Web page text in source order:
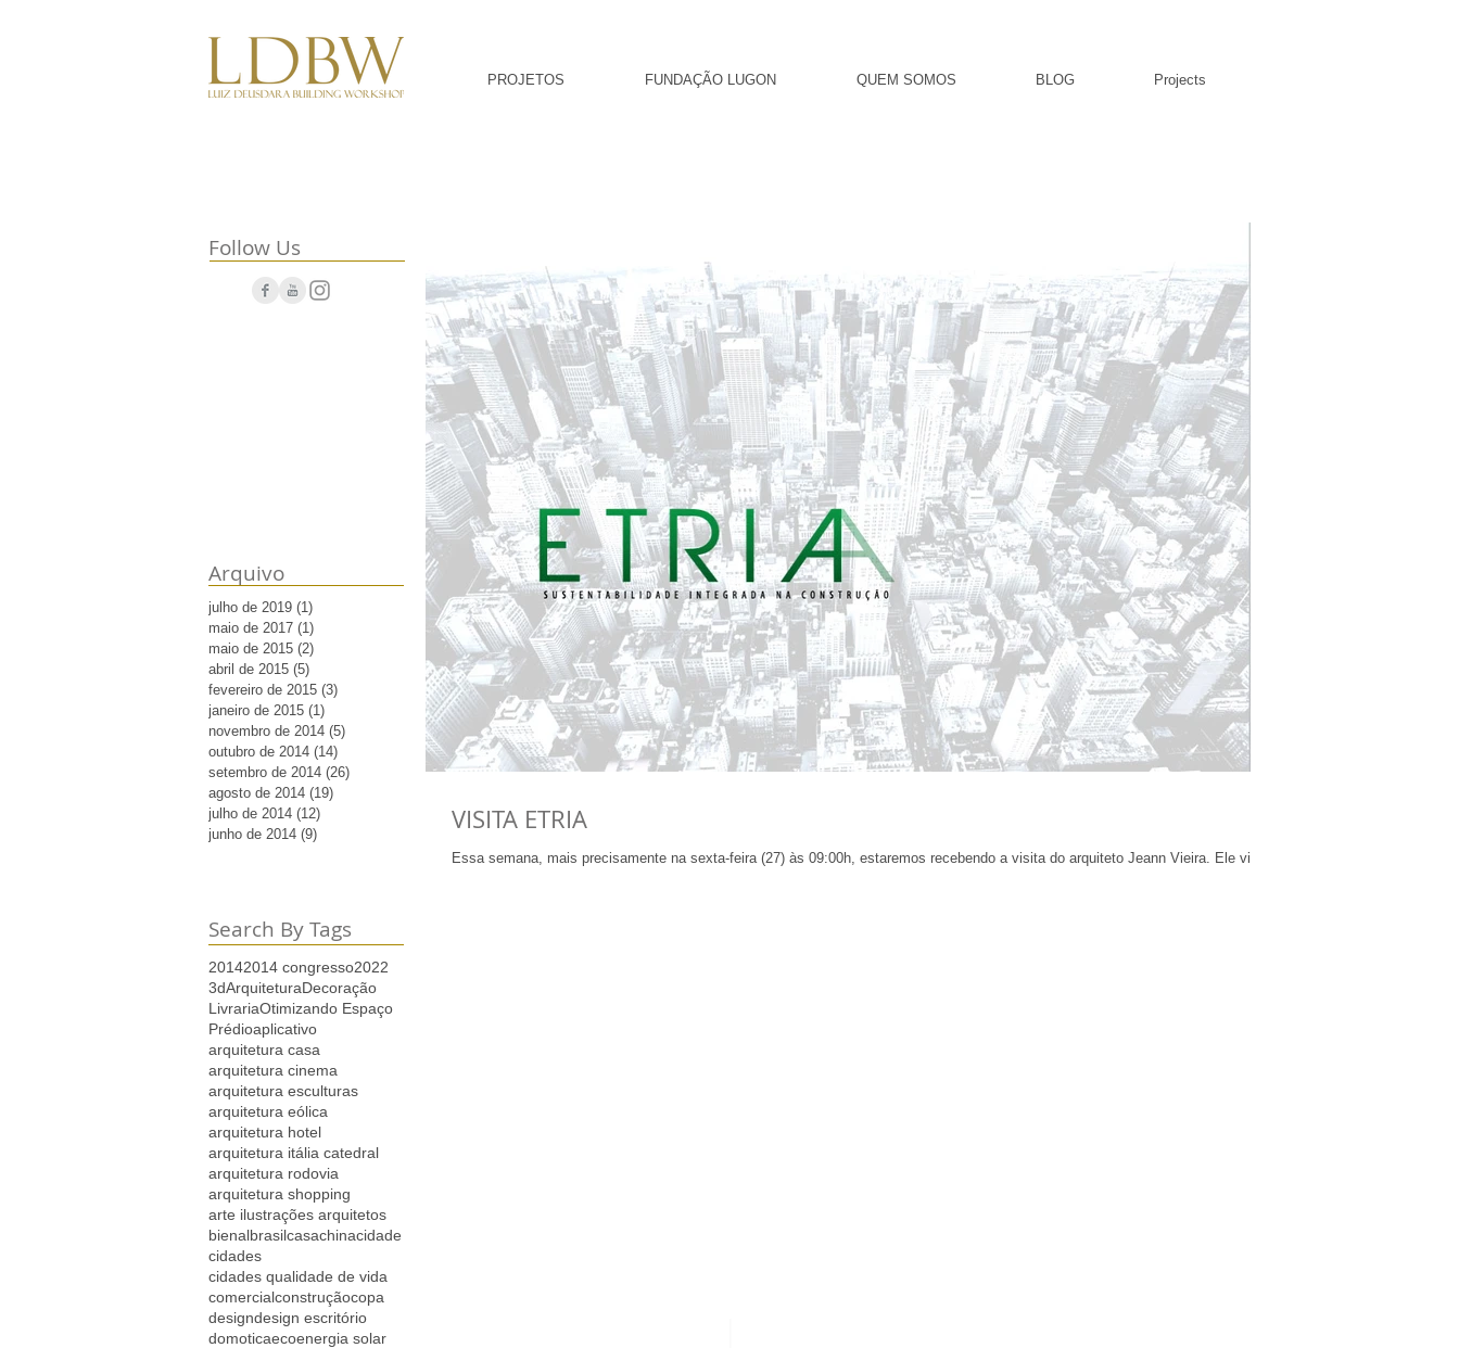
PROJETOS FUNDAÇÃO LUGON QUEM SOMOS BLOG Projects
Follow Us
Arquivo
julho de 2019 (1)
maio de 2017 (1)
maio de 2015 (2)
abril de 2015 (5)
fevereiro de 2015 (3)
janeiro de 2015 (1)
novembro de 2014 (5)
outubro de 2014 (14)
setembro de 2014 (26)
agosto de 2014 (19)
julho de 2014 (12)
junho de 2014 (9)
Search By Tags
20142014 congresso2022
3dArquiteturaDecoração
LivrariaOtimizando Espaço
Prédioaplicativo
arquitetura casa
arquitetura cinema
arquitetura esculturas
arquitetura eólica
arquitetura hotel
arquitetura itália catedral
arquitetura rodovia
arquitetura shopping
arte ilustrações arquitetos
bienalbrasilcasachinacidade
cidades
cidades qualidade de vida
comercialconstruçãocopa
designdesign escritório
domoticaecoenergia solar
VISITA ETRIA
Essa semana, mais precisamente na sexta-feira (27) às 09:00h, estaremos recebendo a visita do arquiteto Jeann Vieira. Ele virá...